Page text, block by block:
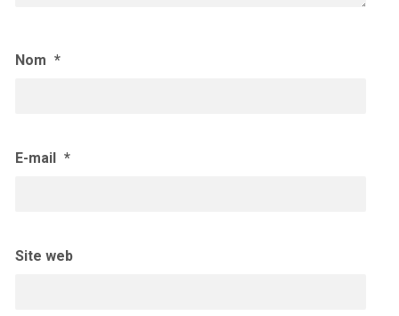
Nom *
E-mail *
Site web